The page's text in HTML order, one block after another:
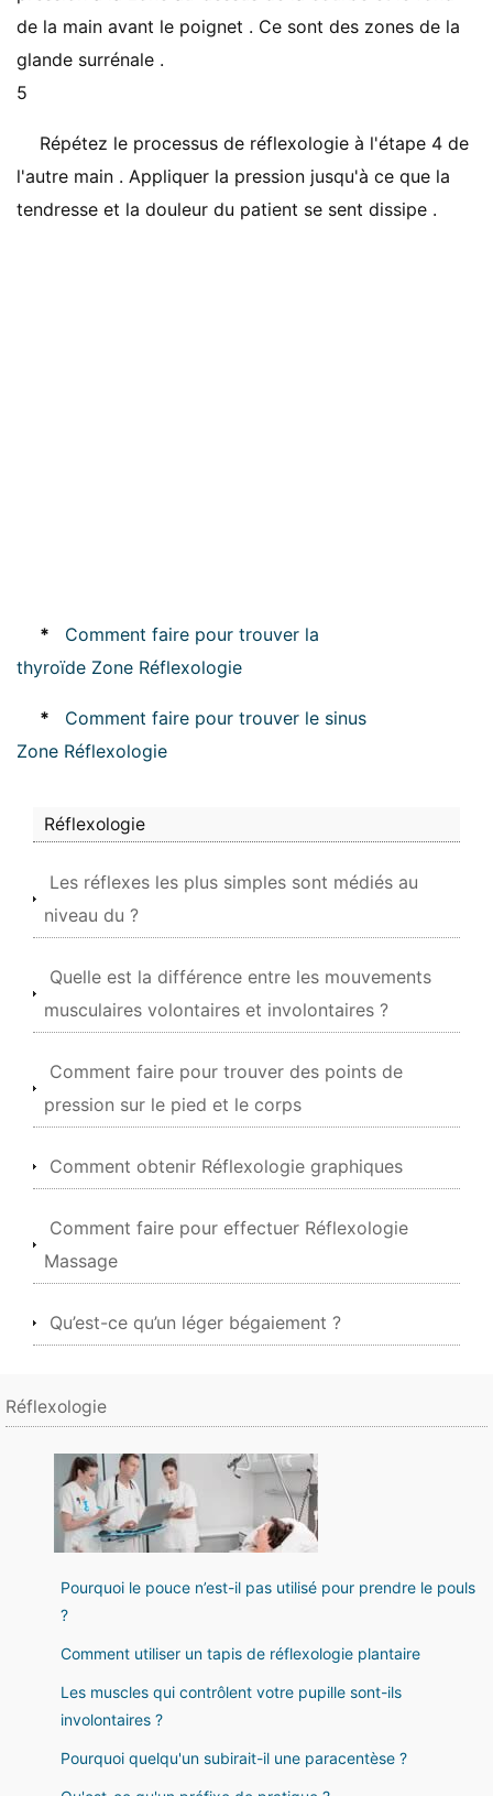
de la main avant le poignet . Ce sont des zones de la
glande surrénale .
5
Répétez le processus de réflexologie à l'étape 4 de
l'autre main . Appliquer la pression jusqu'à ce que la
tendresse et la douleur du patient se sent dissipe .
*
Comment faire pour trouver la
thyroïde Zone Réflexologie
*
Comment faire pour trouver le sinus
Zone Réflexologie
Réflexologie
Les réflexes les plus simples sont médiés au
niveau du ?
Quelle est la différence entre les mouvements
musculaires volontaires et involontaires ?
Comment faire pour trouver des points de
pression sur le pied et le corps
Comment obtenir Réflexologie graphiques
Comment faire pour effectuer Réflexologie
Massage
Qu’est-ce qu’un léger bégaiement ?
Réflexologie
Pourquoi le pouce n’est-il pas utilisé pour prendre le pouls
?
Comment utiliser un tapis de réflexologie plantaire
Les muscles qui contrôlent votre pupille sont-ils
involontaires ?
Pourquoi quelqu'un subirait-il une paracentèse ?